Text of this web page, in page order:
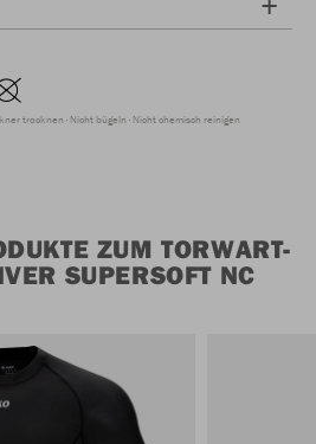
trocknen Nicht bügeln Nicht chemisch reinigen
ZUM TORWART-
SUPERSOFT NC